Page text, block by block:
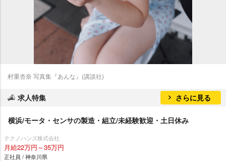
村重杏奈 写真集『あんな』(講談社)
求人特集 さらに見る
横浜/モータ・センサの製造・組立/未経験歓迎・土日休み
テクノハンズ株式会社
月給22万円～35万円
正社員 / 神奈川県